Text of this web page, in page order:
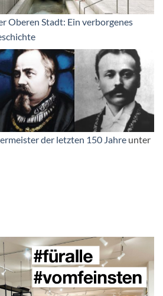
Oberen Stadt: Ein verborgenes
der letzten 150 Jahre unter